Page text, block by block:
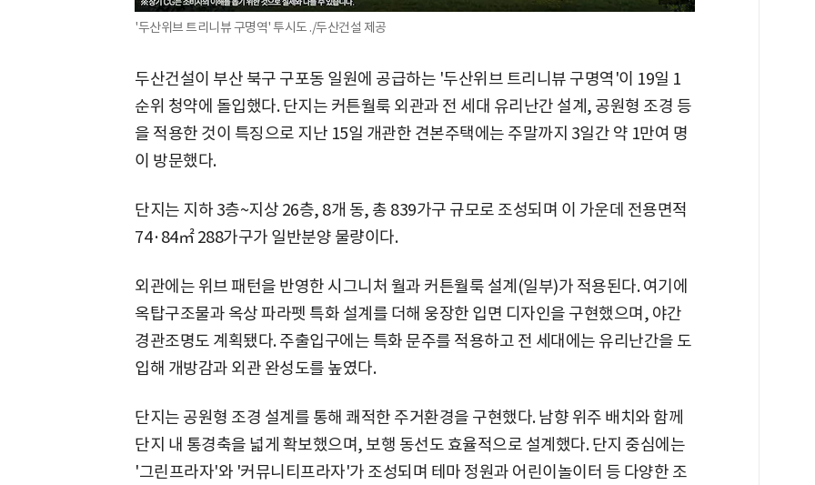
'두산위브 트리니뷰 구명역' 투시도 ./두산건설 제공
두산건설이 부산 북구 구포동 일원에 공급하는 '두산위브 트리니뷰 구명역'이 19일 1
순위 청약에 돌입했다. 단지는 커튼월룩 외관과 전 세대 유리난간 설계, 공원형 조경 등
을 적용한 것이 특징으로 지난 15일 개관한 견본주택에는 주말까지 3일간 약 1만여 명
이 방문했다.
단지는 지하 3층~지상 26층, 8개 동, 총 839가구 규모로 조성되며 이 가운데 전용면적
74·84㎡ 288가구가 일반분양 물량이다.
외관에는 위브 패턴을 반영한 시그니처 월과 커튼월룩 설계(일부)가 적용된다. 여기에
옥탑구조물과 옥상 파라펫 특화 설계를 더해 웅장한 입면 디자인을 구현했으며, 야간
경관조명도 계획됐다. 주출입구에는 특화 문주를 적용하고 전 세대에는 유리난간을 도
입해 개방감과 외관 완성도를 높였다.
단지는 공원형 조경 설계를 통해 쾌적한 주거환경을 구현했다. 남향 위주 배치와 함께
단지 내 통경축을 넓게 확보했으며, 보행 동선도 효율적으로 설계했다. 단지 중심에는
'그린프라자'와 '커뮤니티프라자'가 조성되며 테마 정원과 어린이놀이터 등 다양한 조